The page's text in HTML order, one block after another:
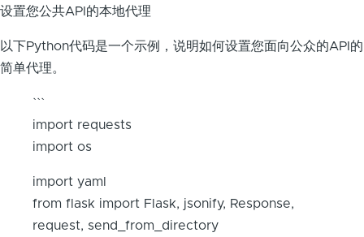
设置您公共API的本地代理
以下Python代码是一个示例，说明如何设置您面向公众的API的
简单代理。
```
import requests
import os
import yaml
from flask import Flask, jsonify, Response,
request, send_from_directory